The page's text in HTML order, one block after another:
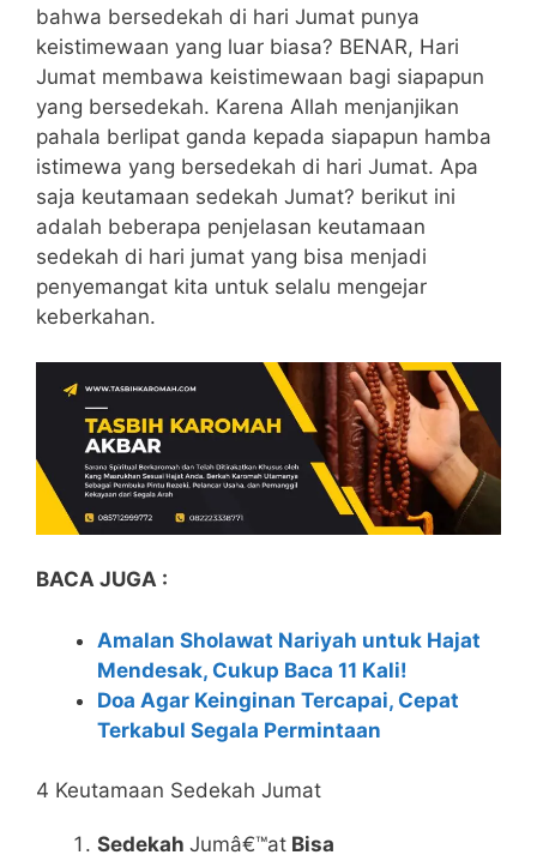
bahwa bersedekah di hari Jumat punya
keistimewaan yang luar biasa? BENAR, Hari
Jumat membawa keistimewaan bagi siapapun
yang bersedekah. Karena Allah menjanjikan
pahala berlipat ganda kepada siapapun hamba
istimewa yang bersedekah di hari Jumat. Apa
saja keutamaan sedekah Jumat? berikut ini
adalah beberapa penjelasan keutamaan
sedekah di hari jumat yang bisa menjadi
penyemangat kita untuk selalu mengejar
keberkahan.
BACA JUGA :
Amalan Sholawat Nariyah untuk Hajat
Mendesak, Cukup Baca 11 Kali!
Doa Agar Keinginan Tercapai, Cepat
Terkabul Segala Permintaan
4 Keutamaan Sedekah Jumat
Sedekah Jumâ€™at Bisa